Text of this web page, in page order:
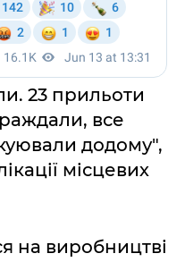
23 прильоти
все
додому",
місцевих
на виробництві